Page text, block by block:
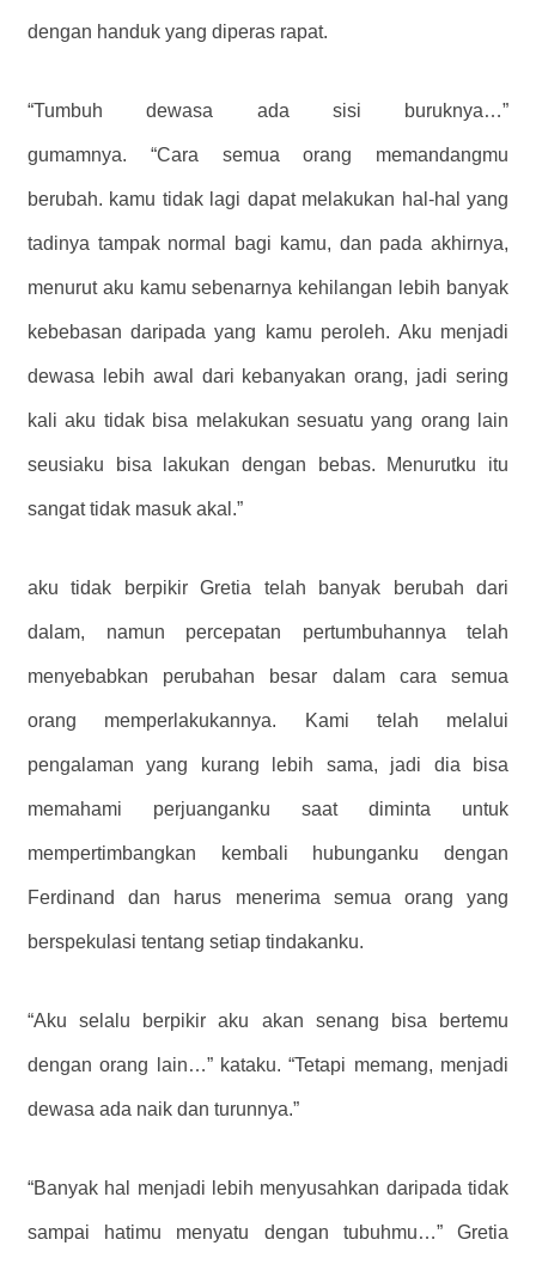
dengan handuk yang diperas rapat.
“Tumbuh dewasa ada sisi buruknya…”
gumamnya. “Cara semua orang memandangmu
berubah. kamu tidak lagi dapat melakukan hal-hal yang
tadinya tampak normal bagi kamu, dan pada akhirnya,
menurut aku kamu sebenarnya kehilangan lebih banyak
kebebasan daripada yang kamu peroleh. Aku menjadi
dewasa lebih awal dari kebanyakan orang, jadi sering
kali aku tidak bisa melakukan sesuatu yang orang lain
seusiaku bisa lakukan dengan bebas. Menurutku itu
sangat tidak masuk akal.”
aku tidak berpikir Gretia telah banyak berubah dari
dalam, namun percepatan pertumbuhannya telah
menyebabkan perubahan besar dalam cara semua
orang memperlakukannya. Kami telah melalui
pengalaman yang kurang lebih sama, jadi dia bisa
memahami perjuanganku saat diminta untuk
mempertimbangkan kembali hubunganku dengan
Ferdinand dan harus menerima semua orang yang
berspekulasi tentang setiap tindakanku.
“Aku selalu berpikir aku akan senang bisa bertemu
dengan orang lain…” kataku. “Tetapi memang, menjadi
dewasa ada naik dan turunnya.”
“Banyak hal menjadi lebih menyusahkan daripada tidak
sampai hatimu menyatu dengan tubuhmu…” Gretia